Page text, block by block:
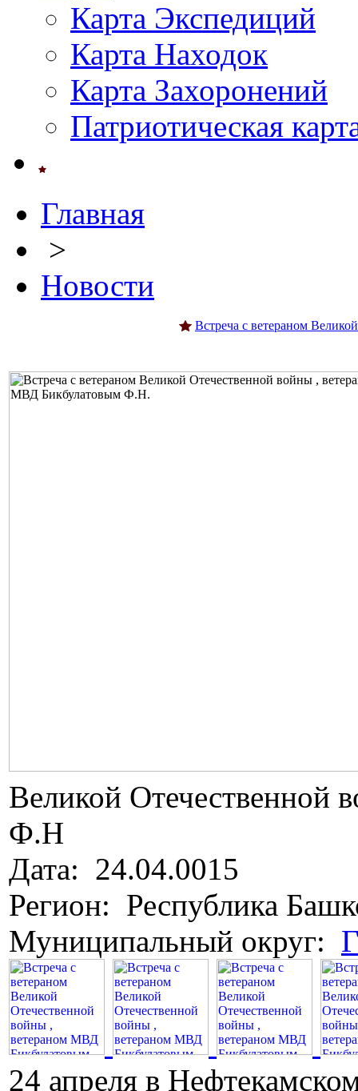
Карта Экспедиций
Карта Находок
Карта Захоронений
Патриотическая
Главная
>
Новости
Встреча с ветераном
Великой Отечественной
Ф.Н
Дата: 24.04.0015
Регион: Республика
Муниципальный округ:
24 апреля в